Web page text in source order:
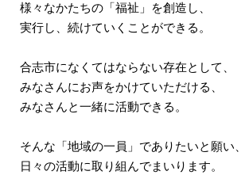
様々なかたちの「福祉」を創造し、
実行し、続けていくことができる。
合志市になくてはならない存在として、
みなさんにお声をかけていただける、
みなさんと一緒に活動できる。
そんな「地域の一員」でありたいと願い、
日々の活動に取り組んでまいります。